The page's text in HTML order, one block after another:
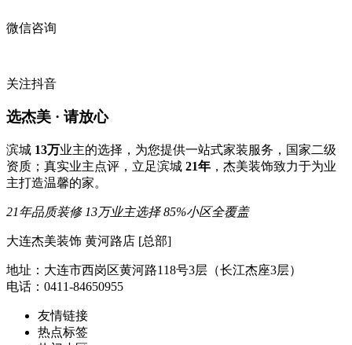
微信咨询
关注抖音
选杰美 · 请放心
滨城 13万业主的选择，为您提供一站式家装服务，国家二级
资质；真实业主点评，立足滨城 21年 ，杰美装饰致力于为业
主打造温馨的家。
21年品质装修 13万业主选择 85%小区全覆盖
大连杰美装饰 黄河路店 [总部]
地址：大连市西岗区黄河路118号3层（长江杰座3层）
电话：0411-84650955
友情链接
热点标签